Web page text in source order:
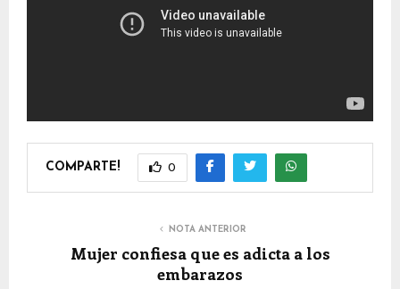
COMPARTE! 0
NOTA ANTERIOR
Mujer confiesa que es adicta a los
embarazos